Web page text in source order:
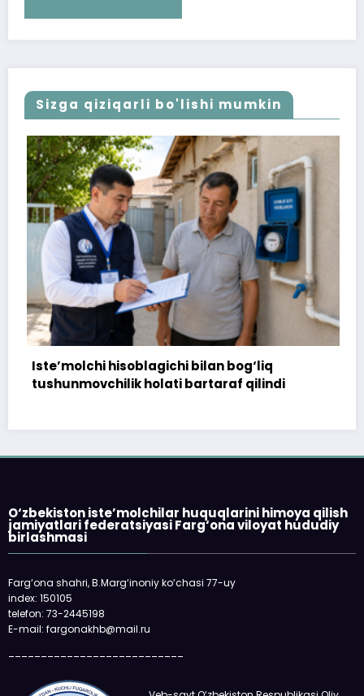
Sizga qiziqarli bo'lishi mumkin
bilan bog‘liq
bartaraf qilindi
172 million so‘m
topshirilmadi…
O‘zbekiston iste’molchilar huquqlarini himoya qilish
jamiyatlari federatsiyasi Farg‘ona viloyat hududiy
birlashmasi
Farg‘ona shahri, B.Marg‘inoniy ko‘chasi 77-uy
index: 150105
telefon: 73-2445198
E-mail: fargonakhb@mail.ru